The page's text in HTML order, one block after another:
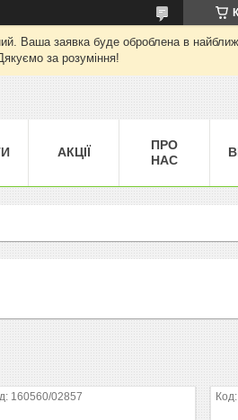
Ваша заявка буде оброблена в
за розуміння!
АКЦІЇ
ПРО
НАС
160560/02857